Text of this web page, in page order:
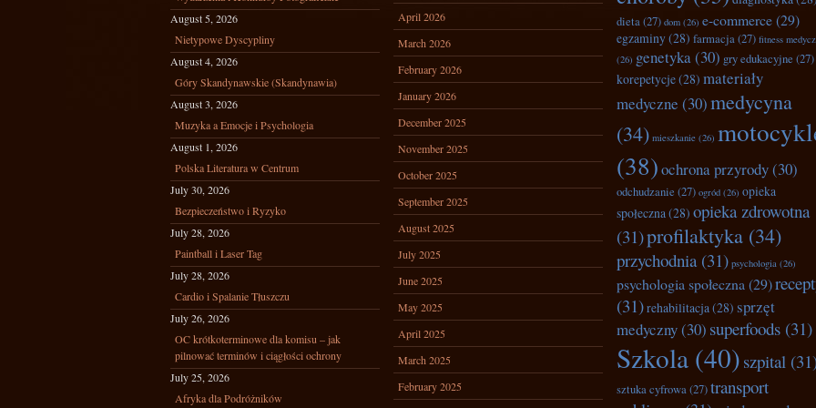
August 5, 2026
Nietypowe Dyscypliny
August 4, 2026
Góry Skandynawskie (Skandynawia)
August 3, 2026
Muzyka a Emocje i Psychologia
August 1, 2026
Polska Literatura w Centrum
July 30, 2026
Bezpieczeństwo i Ryzyko
July 28, 2026
Paintball i Laser Tag
July 28, 2026
Cardio i Spalanie Tłuszczu
July 26, 2026
OC krótkoterminowe dla komisu – jak
pilnować terminów i ciągłości ochrony
July 25, 2026
Afryka dla Podróżników
April 2026
March 2026
February 2026
January 2026
December 2025
November 2025
October 2025
September 2025
August 2025
July 2025
June 2025
May 2025
April 2025
March 2025
February 2025
dieta(27) dom (26) e-commerce(29)
egzaminy(28) farmacja(27) fitness
(26) genetyka(30) gry edukacyjne (27)
korepetycje(28) materiały
medyczne (30)medycyna
(34) mieszkanie (26)
(38)ochrona przyrody(30)
odchudzanie (27) ogród (26) opieka
społeczna(28) opieka zdrowotna
(31)profilaktyka (34)
przychodnia(31) psychologia (26)
psychologia społeczna (29)
(31)rehabilitacja(28) sprzęt
medyczny(30) superfoods (31)
Szkola (40) szpital
sztuka cyfrowa(27)transport